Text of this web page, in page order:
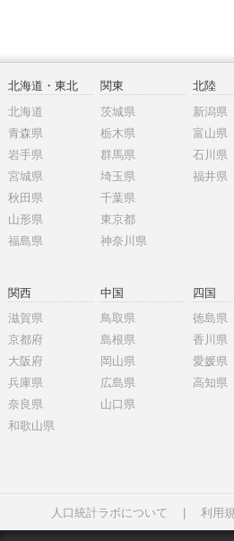
北海道・東北
北海道
青森県
岩手県
宮城県
秋田県
山形県
福島県
関東
茨城県
栃木県
群馬県
埼玉県
千葉県
東京都
神奈川県
北陸
新潟県
富山県
石川県
福井県
関西
滋賀県
京都府
大阪府
兵庫県
奈良県
和歌山県
中国
鳥取県
島根県
岡山県
広島県
山口県
四国
徳島県
香川県
愛媛県
高知県
人口統計ラボについて 利用